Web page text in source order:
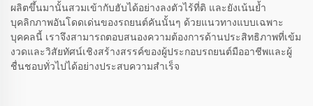
ผลิตขึ้นมานั้นสวมเข้ากับฮับได้อย่างลงตัวไร้ที่ติ และยังเน้นย้ำ
บุคลิกภาพอันโดดเด่นของรถยนต์คันนั้นๆ ด้วยแนวทางแบบเฉพาะ
บุคคลนี้ เราจึงสามารถตอบสนองความต้องการด้านประสิทธิภาพที่เข้ม
งวดและวิสัยทัศน์เชิงสร้างสรรค์ของผู้ประกอบรถยนต์มืออาชีพและผู้
ชื่นชอบทั่วไปได้อย่างประสบความสำเร็จ